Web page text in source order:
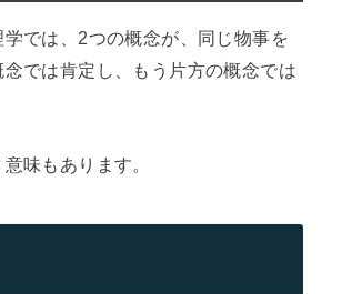
では、2つの概念が、同じ物事を
では肯定し、もう片方の概念では
味もあります。